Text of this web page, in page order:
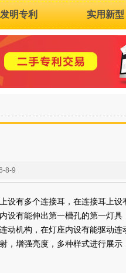
发明专利 实用新型
8-9
设有多个连接耳，在连接耳上设
设有能伸出第一槽孔的第一灯具
动机构，在灯座内设有能驱动连
，增强亮度，多种样式进行展示